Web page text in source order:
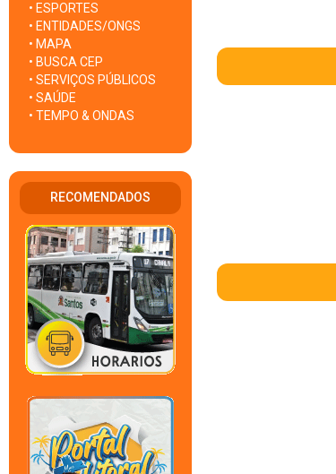
• ESPORTES
• ENTIDADES/ONGS
• MAPA
• BUSCA CEP
• SERVIÇOS PÚBLICOS
• SAÚDE
• TEMPO & ONDAS
RECOMENDADOS